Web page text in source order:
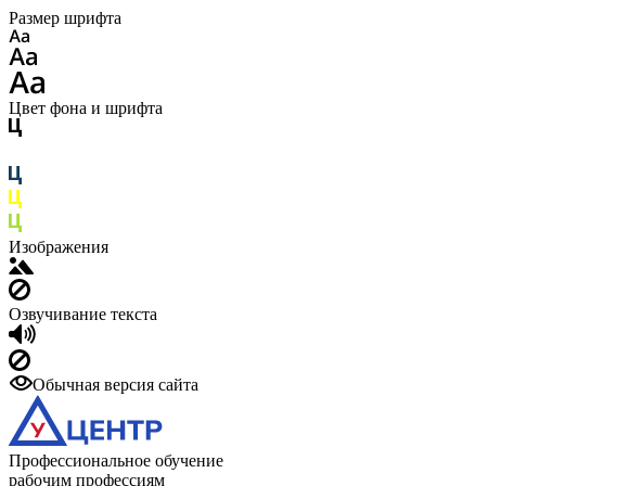
Размер шрифта
Цвет фона и шрифта
Изображения
Озвучивание текста
Обычная версия сайта
Профессиональное обучение
рабочим профессиям